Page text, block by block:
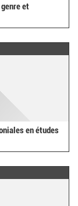
et
en études